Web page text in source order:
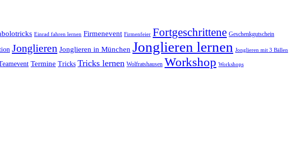
Einrad fahren lernen Firmenevent Firmenfeier Fortgeschrittene Geschenkgutschein
Jonglieren Jonglieren in München Jonglieren lernen Jonglieren mit 3 Bällen
Termine Tricks Tricks lernen Wolfratshausen Workshop Workshops